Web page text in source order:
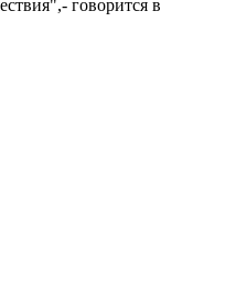
говорится в